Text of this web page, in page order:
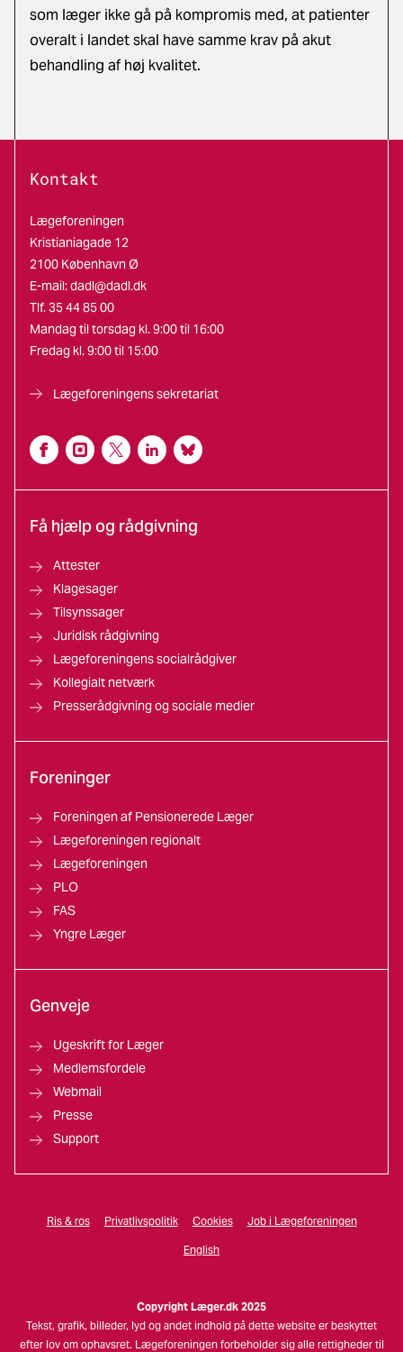
som læger ikke gå på kompromis med, at patienter
overalt i landet skal have samme krav på akut
behandling af høj kvalitet.
Kontakt
Lægeforeningen
Kristianiagade 12
2100 København Ø
E-mail:dadl@dadl.dk
Tlf. 35 44 85 00
Mandag til torsdag kl. 9:00 til 16:00
Fredag kl. 9:00 til 15:00
Lægeforeningens sekretariat
Få hjælp og rådgivning
Attester
Klagesager
Tilsynssager
Juridisk rådgivning
Lægeforeningens socialrådgiver
Kollegialt netværk
Presserådgivning og sociale medier
Foreninger
Foreningen af Pensionerede Læger
Lægeforeningen regionalt
Lægeforeningen
PLO
FAS
Yngre Læger
Genveje
Ugeskrift for Læger
Medlemsfordele
Webmail
Presse
Support
Ris & ros Privatlivspolitik Cookies Job i Lægeforeningen
English
Copyright Læger.dk 2025
Tekst, grafik, billeder, lyd og andet indhold på dette website er beskyttet
efter lov om ophavsret. Lægeforeningen forbeholder sig alle rettigheder til